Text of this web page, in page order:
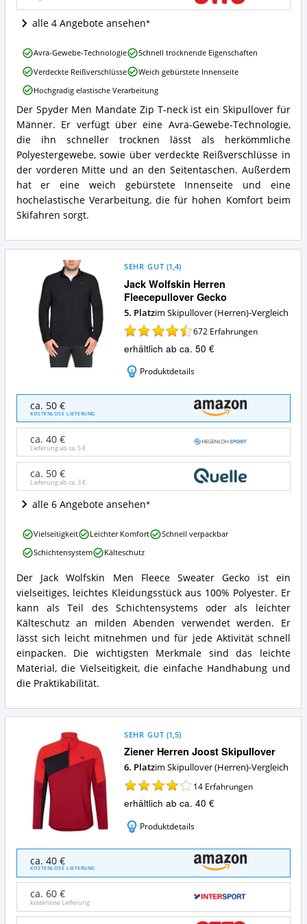
ist
dieser
(Herren)
erhältlich?
alle 4 Angebote ansehen
Spyder
Herren
Mandate
Zip
T-
neck
Zusammenfassung:
Was
bietet
Skipullover
(Herren)?
Der Spyder Men Mandate Zip T-neck ist ein Skipullover für
Männer. Er verfügt über eine Avra-Gewebe-Technologie,
die ihn schneller trocknen lässt als herkömmliche
Polyestergewebe, sowie über verdeckte Reißverschlüsse in
der vorderen Mitte und an den Seitentaschen. Außerdem
hat er eine weich gebürstete Innenseite und eine
hochelastische Verarbeitung, die für hohen Komfort beim
Skifahren sorgt.
Spyder
Herren
Mandate
Zip
neck
Vorteile:
Was
spricht
für
diesen
Skipullover
(Herren)?
Avra-Gewebe-Technologie
Schnell trocknende Eigenschaften
Verdeckte Reißverschlüsse
Weich gebürstete Innenseite
Hochgradig elastische Verarbeitung
Jack Wolfskin Herren
Fleecepullover Gecko
SEHR GUT (1,4)
5. Platzim Skipullover (Herren)-Vergleich
672 Erfahrungen
erhältlich ab ca. 50 €
Produktdetails
Wolfskin
Herren
Fleecepullover
Gecko
Angebote:
dieser
Skipullover
erhältlich?
ca. 50 €
KOSTENLOSE LIEFERUNG
ca. 40 €
Lieferung ab ca.5 €
ca. 50 €
Lieferung ab ca.3 €
alle 6 Angebote ansehen
Jack
Wolfskin
Herren
Fleecepullover
Gecko
Zusammenfassung:
Was
bietet
dieser
(Herren)?
Der Jack Wolfskin Men Fleece Sweater Gecko ist ein
vielseitiges, leichtes Kleidungsstück aus 100% Polyester. Er
kann als Teil des Schichtensystems oder als leichter
Kälteschutz an milden Abenden verwendet werden. Er
lässt sich leicht mitnehmen und für jede Aktivität schnell
einpacken. Die wichtigsten Merkmale sind das leichte
Material, die Vielseitigkeit, die einfache Handhabung und
die Praktikabilität.
Jack
Wolfskin
Herren
Gecko
Vorteile:
Was
spricht
für
diesen
Skipullover
(Herren)?
Vielseitigkeit Leichter Komfort
Schnell verpackbar
Schichtensystem
Kälteschutz
Ziener Herren Joost Skipullover
SEHR GUT (1,5)
6. Platzim Skipullover (Herren)-Vergleich
14 Erfahrungen
erhältlich ab ca. 40 €
Produktdetails
Herren
Joost
Skipullover
Angebote:
Wo
ca. 40 €
KOSTENLOSE LIEFERUNG
ca. 60 €
kostenlose Lieferung